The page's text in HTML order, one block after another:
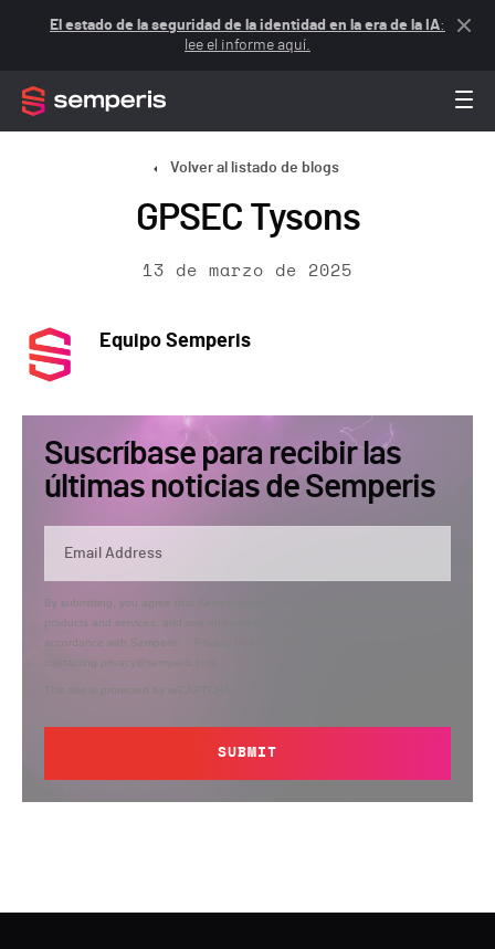
El estado de la seguridad de la identidad en la era de la IA:
lee el informe aquí.
Volver al listado de blogs
GPSEC Tysons
13 de marzo de 2025
Equipo Semperis
Suscríbase para recibir las
últimas noticias de Semperis
By submitting, you agree that Semperis may send you information regarding its
products and services, and use and process your personal information in
accordance with Semperis’
contacting privacy@semperis.com.
This site is protected by reCAPTCHA.
SUBMIT